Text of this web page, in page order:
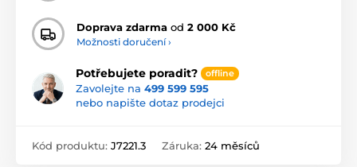
Doprava zdarma od 2 000 Kč
Možnosti doručení ›
Potřebujete poradit? offline
Zavolejte na 499 599 595
nebo napište dotaz prodejci
Kód produktu: J7221.3 Záruka: 24 měsíců